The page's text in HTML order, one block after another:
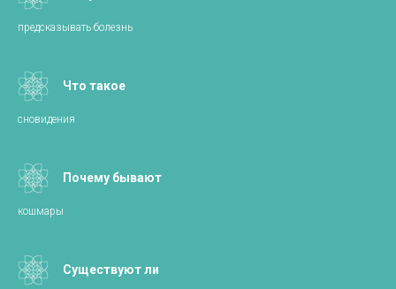
предсказывать болезнь
Что такое
сновидения
Почему бывают
кошмары
Существуют ли